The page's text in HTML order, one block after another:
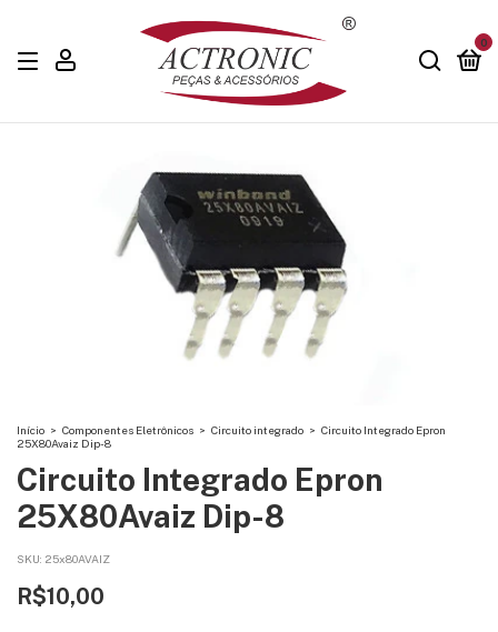
0
Início > Componentes Eletrônicos > Circuito integrado > Circuito Integrado Epron
25X80Avaiz Dip-8
Circuito Integrado Epron
25X80Avaiz Dip-8
SKU: 25x80AVAIZ
R$10,00